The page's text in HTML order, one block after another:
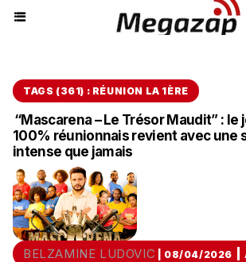
TAGS (361) : RÉUNION LA 1ÈRE
“Mascarena – Le Trésor Maudit” : le
100% réunionnais revient avec une
intense que jamais
BELZAMINE LUDOVIC | 08/04/2026